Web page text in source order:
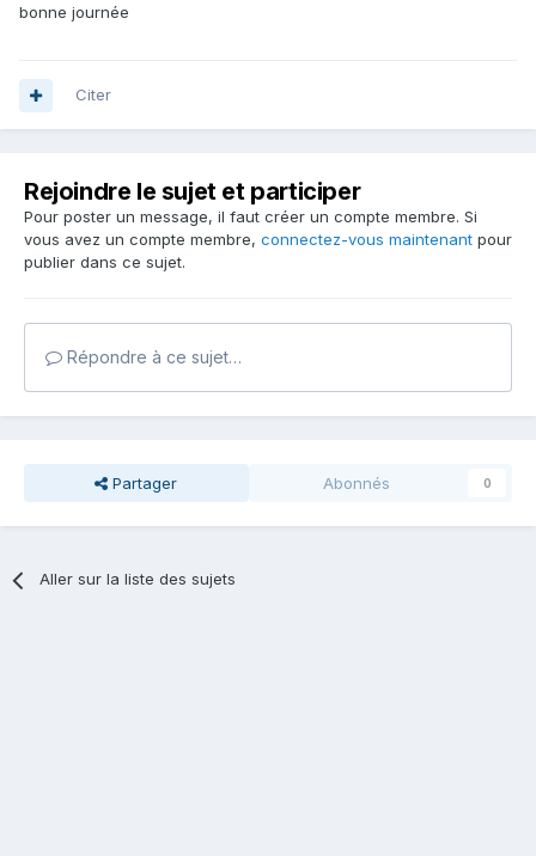
bonne journée
Citer
Rejoindre le sujet et participer
Pour poster un message, il faut créer un compte membre. Si
vous avez un compte membre, connectez-vous maintenant pour
publier dans ce sujet.
Répondre à ce sujet…
Partager Abonnés 0
Aller sur la liste des sujets